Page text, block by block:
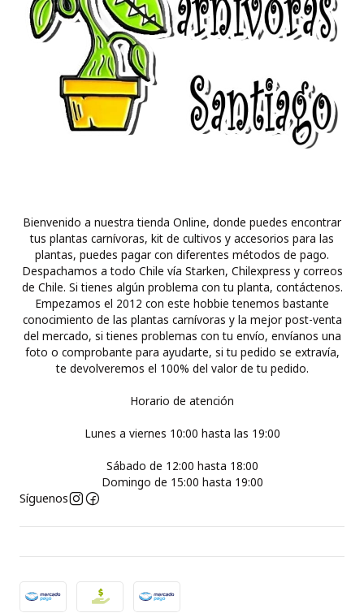
Bienvenido a nuestra tienda Online, donde puedes encontrar
tus plantas carnívoras, kit de cultivos y accesorios para las
plantas, puedes pagar con diferentes métodos de pago.
Despachamos a todo Chile vía Starken, Chilexpress y correos
de Chile. Si tienes algún problema con tu planta, contáctenos.
Empezamos el 2012 con este hobbie tenemos bastante
conocimiento de las plantas carnívoras y la mejor post-venta
del mercado, si tienes problemas con tu envío, envíanos una
foto o comprobante para ayudarte, si tu pedido se extravía,
te devolveremos el 100% del valor de tu pedido.
Horario de atención
Lunes a viernes 10:00 hasta las 19:00
Sábado de 12:00 hasta 18:00
Domingo de 15:00 hasta 19:00
Síguenos